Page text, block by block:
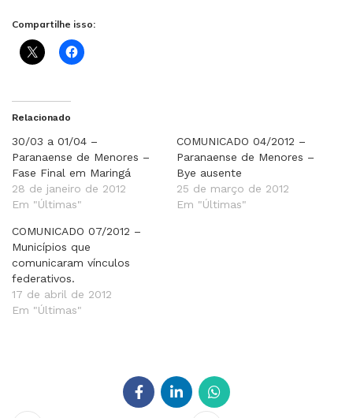
Compartilhe isso:
Relacionado
30/03 a 01/04 –
Paranaense de Menores –
Fase Final em Maringá
28 de janeiro de 2012
Em "Últimas"
COMUNICADO 04/2012 –
Paranaense de Menores –
Bye ausente
25 de março de 2012
Em "Últimas"
COMUNICADO 07/2012 –
Municípios que
comunicaram vínculos
federativos.
17 de abril de 2012
Em "Últimas"